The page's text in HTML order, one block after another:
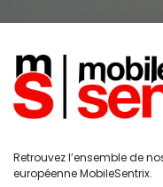
Accueil Recherche
Retrouvez l’ensemble de
européenne MobileSentrix.
Copyright © 2024